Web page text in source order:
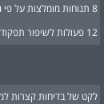
8 תנוחות מומלצות על פי גילכם שכדאי לנסות כבר הלילה במיטה
12 פעולות לשיפור תפקוד מוחי שכדאי לכם לבצע, במיוחד את 6!
לקט של בדיחות קצרות